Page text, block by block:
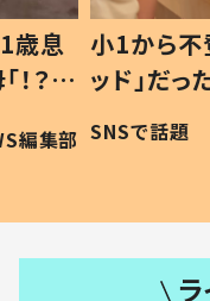
歳息
？」
編集部
小1から不
ッド」だ
作り続け
#令和の子
SNSで話題